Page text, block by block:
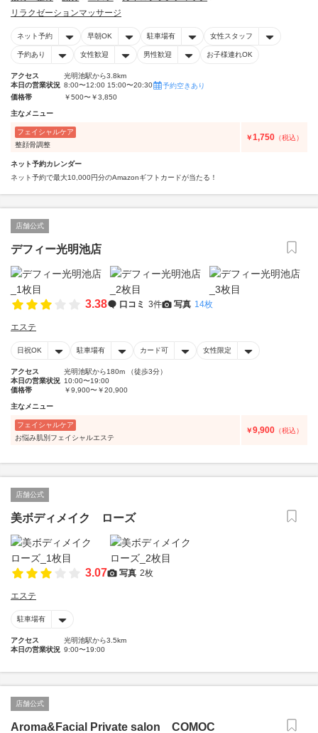
リラクゼーションマッサージ
ネット予約 早朝OK 駐車場有 女性スタッフ
予約あり 女性歓迎 男性歓迎 お子様連れOK
アクセス
光明池駅から3.8km
本日の営業状況 8:00〜12:00 15:00〜20:30
予約空きあり
価格帯
￥500〜￥3,850
主なメニュー
フェイシャルケア
整顔骨調整
￥1,750 （税込）
ネット予約カレンダー
ネット予約で最大10,000円分のAmazonギフトカードが当たる！
店舗公式
デフィー光明池店
3.38 口コミ 3件 写真 14枚
エステ
日祝OK 駐車場有 カード可 女性限定
アクセス
光明池駅から180m （徒歩3分）
本日の営業状況 10:00〜19:00
価格帯
￥9,900〜￥20,900
主なメニュー
フェイシャルケア
お悩み肌別フェイシャルエステ
￥9,900 （税込）
店舗公式
美ボディメイク ローズ
3.07 写真 2枚
エステ
駐車場有
アクセス
光明池駅から3.5km
本日の営業状況 9:00〜19:00
店舗公式
Aroma&Facial Private salon COMOC